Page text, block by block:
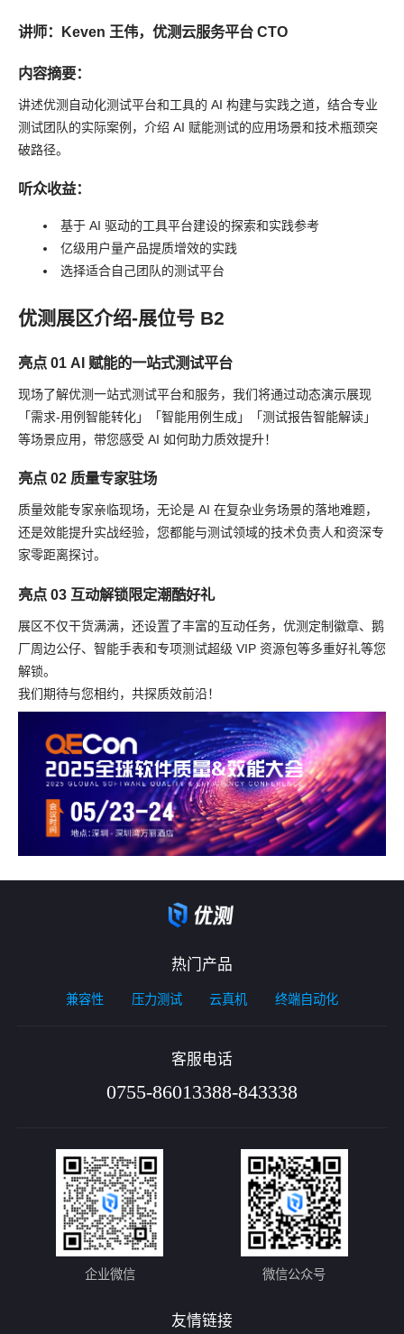
讲师：Keven 王伟，优测云服务平台 CTO
内容摘要：
讲述优测自动化测试平台和工具的 AI 构建与实践之道，结合专业
测试团队的实际案例，介绍 AI 赋能测试的应用场景和技术瓶颈突
破路径。
听众收益：
基于 AI 驱动的工具平台建设的探索和实践参考
亿级用户量产品提质增效的实践
选择适合自己团队的测试平台
优测展区介绍-展位号 B2
亮点 01 AI 赋能的一站式测试平台
现场了解优测一站式测试平台和服务，我们将通过动态演示展现
「需求-用例智能转化」「智能用例生成」「测试报告智能解读」
等场景应用，带您感受 AI 如何助力质效提升！
亮点 02 质量专家驻场
质量效能专家亲临现场，无论是 AI 在复杂业务场景的落地难题，
还是效能提升实战经验，您都能与测试领域的技术负责人和资深专
家零距离探讨。
亮点 03 互动解锁限定潮酷好礼
展区不仅干货满满，还设置了丰富的互动任务，优测定制徽章、鹅
厂周边公仔、智能手表和专项测试超级 VIP 资源包等多重好礼等您
解锁。
我们期待与您相约，共探质效前沿！
热门产品
兼容性 压力测试 云真机 终端自动化
客服电话
0755-86013388-843338
企业微信 微信公众号
友情链接